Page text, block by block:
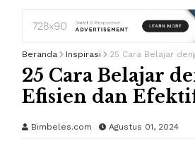
Beranda Inspirasi 25 Cara Belajar
25 Cara Belajar
Efisien dan
Bimbeles.com Agustus 01, 2024